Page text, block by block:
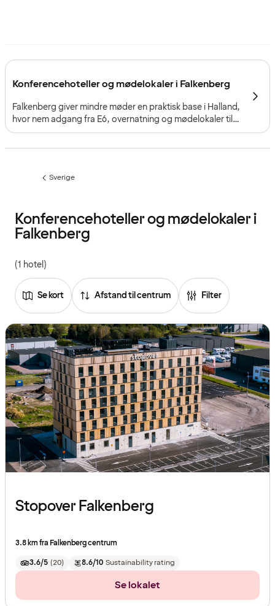
Konferencehoteller og mødelokaler i Falkenberg
Falkenberg giver mindre møder en praktisk base i Halland,
hvor nem adgang fra E6, overnatning og mødelokaler til
mindre grupper skaber gode rammer tæt på Sveriges
Forrige
Sverige
Konferencehoteller og mødelokaler i
Falkenberg
(1 hotel)
Se kort Afstand til centrum Filter
Stopover Falkenberg
3.8 km fra Falkenberg centrum
3.6/5 (20) 8.6/10 Sustainability rating
Se lokalet